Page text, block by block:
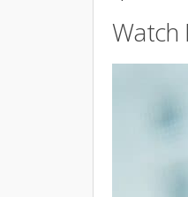
Watch